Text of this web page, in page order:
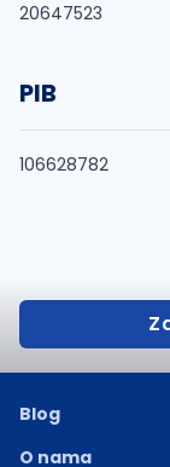
20647523
PIB
106628782
Blog
O nama